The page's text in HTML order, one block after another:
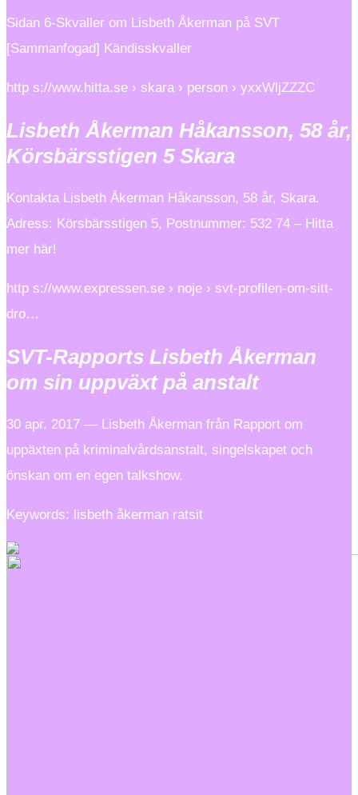
Sidan 6-Skvaller om Lisbeth Åkerman på SVT
[Sammanfogad] Kändisskvaller
http s://www.hitta.se › skara › person › yxxWljZZZC
Lisbeth Åkerman Håkansson, 58 år,
Körsbärsstigen 5 Skara
Kontakta Lisbeth Åkerman Håkansson, 58 år, Skara.
Adress: Körsbärsstigen 5, Postnummer: 532 74 – Hitta
mer här!
http s://www.expressen.se › noje › svt-profilen-om-sitt-
dro…
SVT-Rapports Lisbeth Åkerman
om sin uppväxt på anstalt
30 apr. 2017 — Lisbeth Åkerman från Rapport om
uppäxten på kriminalvårdsanstalt, singelskapet och
önskan om en egen talkshow.
Keywords: lisbeth åkerman ratsit